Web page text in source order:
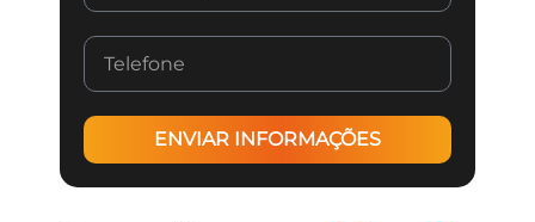
ENVIAR INFORMAÇÕES